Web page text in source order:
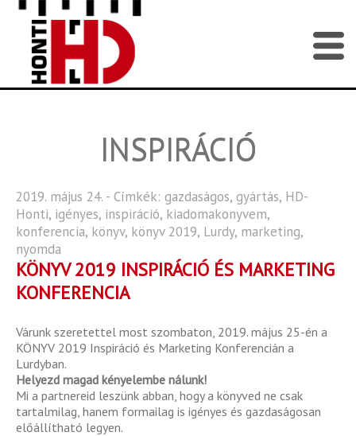
INSPIRÁCIÓ
2019. május 24. - Címkék: gazdaságos, gyártás, HD-
Honti, igényes, inspiráció, kiadomakonyvem,
konferencia, könyv, könyv 2019, Lurdy, marketing,
nyomda
KÖNYV 2019 INSPIRÁCIÓ ÉS MARKETING
KONFERENCIA
Várunk szeretettel most szombaton, 2019. május 25-én a
KÖNYV 2019 Inspiráció és Marketing Konferencián a
Lurdyban.
Helyezd magad kényelembe nálunk!
Mi a partnereid leszünk abban, hogy a könyved ne csak
tartalmilag, hanem formailag is igényes és gazdaságosan
előállítható legyen.